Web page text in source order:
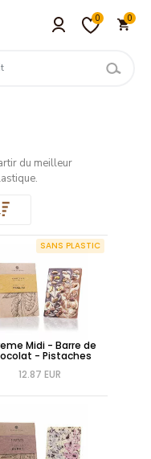
0 0
du meilleur
SANS PLASTIC
Midi - Barre de
- Pistaches
12.87 EUR